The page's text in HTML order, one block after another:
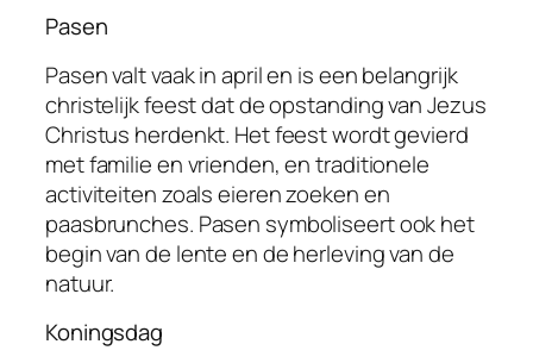
Pasen
Pasen valt vaak in april en is een belangrijk
christelijk feest dat de opstanding van Jezus
Christus herdenkt. Het feest wordt gevierd
met familie en vrienden, en traditionele
activiteiten zoals eieren zoeken en
paasbrunches. Pasen symboliseert ook het
begin van de lente en de herleving van de
natuur.
Koningsdag